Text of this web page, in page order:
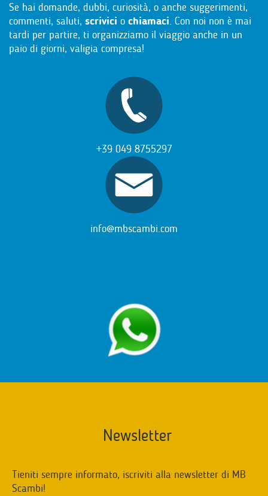
Se hai domande, dubbi, curiosità, o anche suggerimenti,
commenti, saluti, scrivici o chiamaci. Con noi non è mai
tardi per partire, ti organizziamo il viaggio anche in un
paio di giorni, valigia compresa!
+39 049 8755297
info@mbscambi.com
Newsletter
Tieniti sempre informato, iscriviti alla newsletter di MB
Scambi!